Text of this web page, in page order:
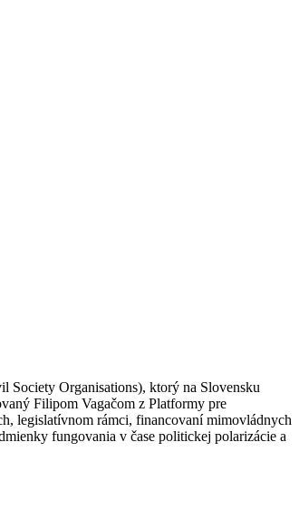
Organisations), ktorý na Slovensku
Filipom Vagačom z Platformy pre
legislatívnom rámci, financovaní mimovládnych
fungovania v čase politickej polarizácie a